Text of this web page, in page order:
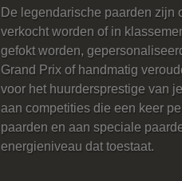
De legendarische paarden zijn
verkocht worden of in
gefokt worden,
Grand Prix of handmatig
voor het huurdersprestige van
aan competities die een keer
paarden en aan speciale
energieniveau dat toestaat.